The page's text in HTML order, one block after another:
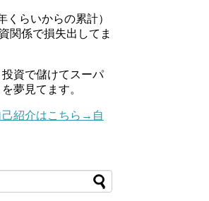
くらいからの累計）
関係で損失出してま
資で儲けてスーパ
夢見てます。
己紹介はこちら→自